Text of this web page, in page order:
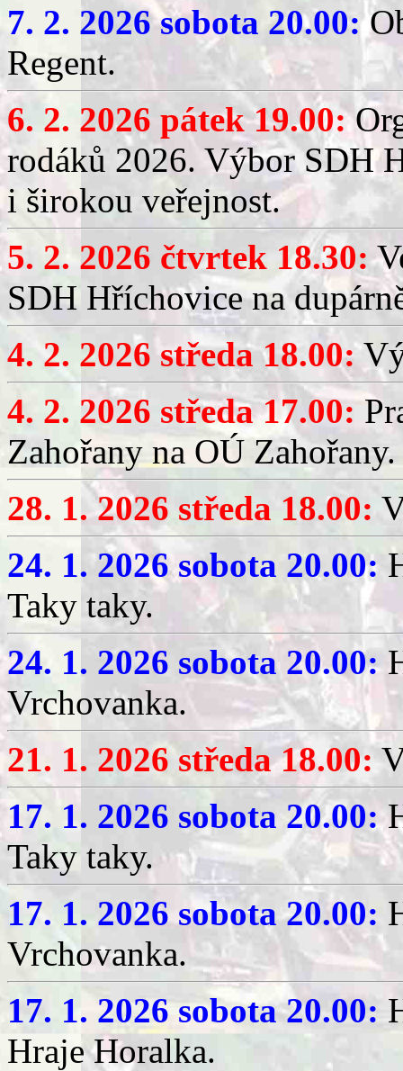
7. 2. 2026 sobota 20.00:
Regent.
6. 2. 2026 pátek 19.00:
rodáků 2026. Výbor SDH
i širokou veřejnost.
5. 2. 2026 čtvrtek 18.30:
SDH Hříchovice na
4. 2. 2026 středa 18.00:
4. 2. 2026 středa 17.00:
Zahořany na OÚ Zahořany.
28. 1. 2026 středa 18.00:
24. 1. 2026 sobota 20.00:
Taky taky.
24. 1. 2026 sobota 20.00:
Vrchovanka.
21. 1. 2026 středa 18.00:
17. 1. 2026 sobota 20.00:
Taky taky.
17. 1. 2026 sobota 20.00:
Vrchovanka.
17. 1. 2026 sobota 20.00:
Hraje Horalka.